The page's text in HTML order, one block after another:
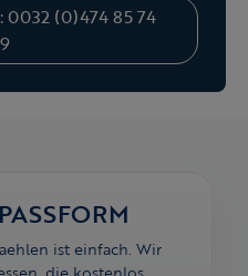
(0)474 85 74
ist einfach. Wir